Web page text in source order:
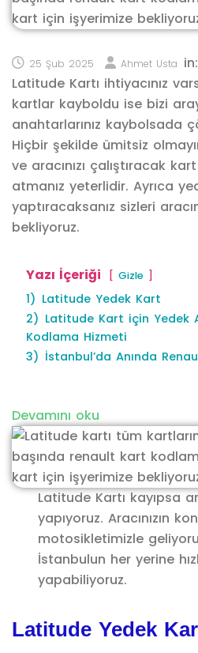
25 Şub 2025 Ahmet Usta in:
Latitude Kartı ihtiyacınız
kartlar kayboldu ise bizi
anahtarlarınız kaybolsada
Hiçbir şekilde ümitsiz
ve aracınızı çalıştıracak
atmanız yeterlidir. Ayrıca
yaptıracaksanız sizleri
bekliyoruz.
Yazı İçeriği Gizle
1) Latitude Yedek Kart
2) Latitude Kart için Yedek
Kodlama Hizmeti
3) İstanbul’da Anında
Devamını oku
Latitude Kartı kayıpsa
yapıyoruz. Aracınızın
motosikletimizle
İstanbulun her yerine
yapabiliyoruz.
Latitude Yedek